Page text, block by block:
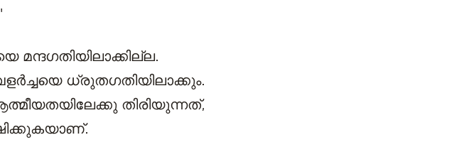
മന്ദഗതിയിലാക്കില്ല.
ധ്രുതഗതിയിലാക്കും.
തിരിയുന്നത്,